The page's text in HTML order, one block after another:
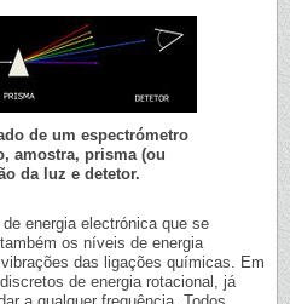
de um espectrómetro
amostra, prisma (ou
da luz e detetor.
energia electrónica que se
os níveis de energia
das ligações químicas. Em
de energia rotacional, já
a qualquer frequência. Todos